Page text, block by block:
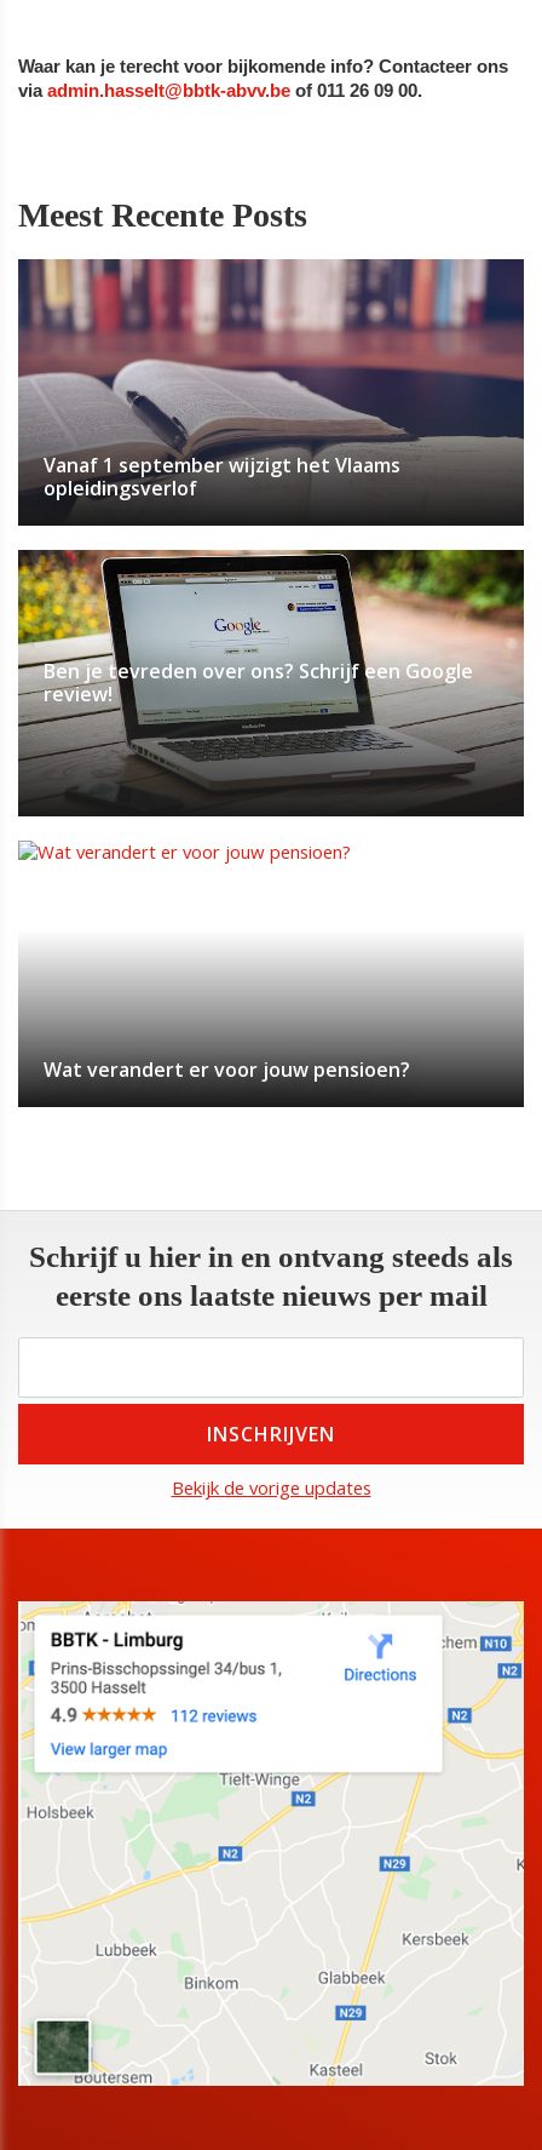
Waar kan je terecht voor bijkomende info? Contacteer ons
viaadmin.hasselt@bbtk-abvv.be of 011 26 09 00.
Meest Recente Posts
Vanaf 1 september wijzigt het Vlaams
opleidingsverlof
Ben je tevreden over ons? Schrijf een Google
review!
Wat verandert er voor jouw pensioen?
Schrijf u hier in en ontvang steeds als
eerste ons laatste nieuws per mail
Bekijk de vorige updates